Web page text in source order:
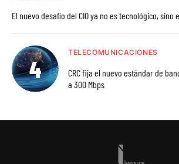
El nuevo desafío del CIO ya no es tecnológico, sino
TELECOMUNICACIONES
CRC fija el nuevo estándar de
a 300 Mbps